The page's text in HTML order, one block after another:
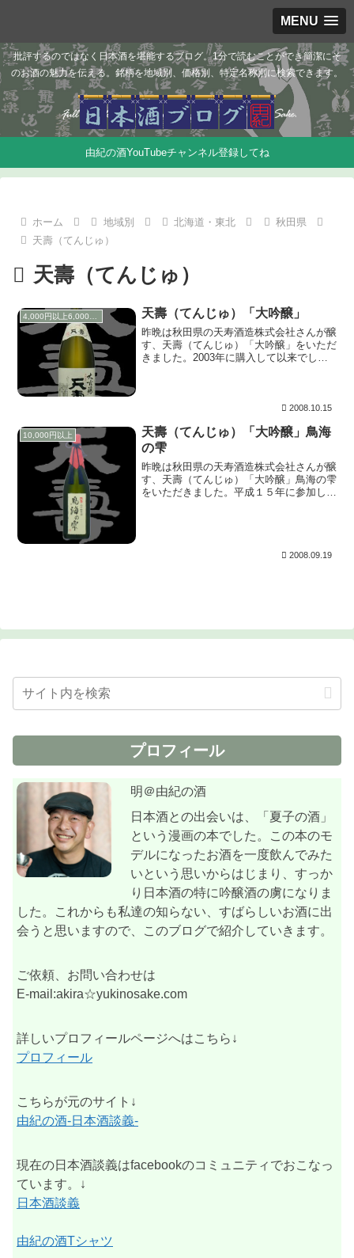
MENU
批評するのではなく日本酒を堪能するブログ。1分で読むことができ簡潔にそ
のお酒の魅力を伝える。銘柄を地域別、価格別、特定名称別に検索できます。
由紀の酒YouTubeチャンネル登録してね
ホーム 地域別 北海道・東北
秋田県
天壽（てんじゅ）
天壽（てんじゅ）
4,000円以上6,000円未満 天壽（てんじゅ）「大吟醸」
昨晩は秋田県の天寿酒造株式会社さんが醸
す、天壽（てんじゅ）「大吟醸」をいただ
きました。2003年に購入して以来でした
2008.10.15
10,000円以上
天壽（てんじゅ）「大吟醸」鳥海
の雫
昨晩は秋田県の天寿酒造株式会社さんが醸
す、天壽（てんじゅ）「大吟醸」鳥海の雫
をいただきました。平成１５年に参加した
2008.09.19
プロフィール
明＠由紀の酒
日本酒との出会いは、「夏子の酒」
という漫画の本でした。この本のモ
デルになったお酒を一度飲んでみた
いという思いからはじまり、すっか
り日本酒の特に吟醸酒の虜になりま
した。これからも私達の知らない、すばらしいお酒に出
会うと思いますので、このブログで紹介していきます。
ご依頼、お問い合わせは
E-mail:akira☆yukinosake.com
詳しいプロフィールページへはこちら↓
プロフィール
こちらが元のサイト↓
由紀の酒-日本酒談義-
現在の日本酒談義はfacebookのコミュニティでおこなっ
ています。↓
日本酒談義
由紀の酒Tシャツ